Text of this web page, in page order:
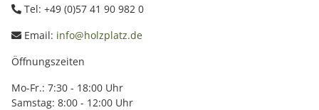
Tel: +49 (0)57 41 90 982 0
Email: info@holzplatz.de
Öffnungszeiten
Mo-Fr.: 7:30 - 18:00 Uhr
Samstag: 8:00 - 12:00 Uhr